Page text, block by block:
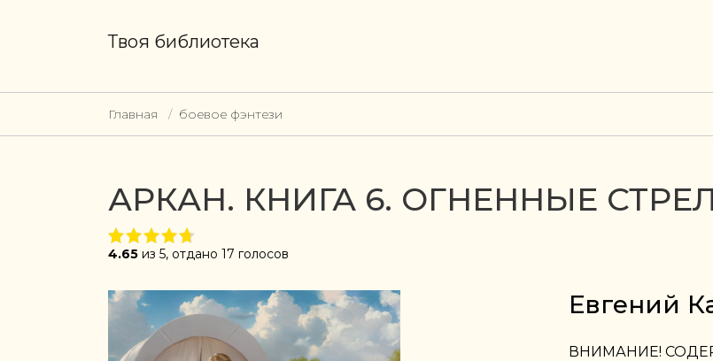
Твоя библиотека
Главная боевое фэнтези
АРКАН. КНИГА 6. ОГНЕННЫЕ
4.65 из 5, отдано 17 голосов
Евгений
ВНИМАНИЕ!